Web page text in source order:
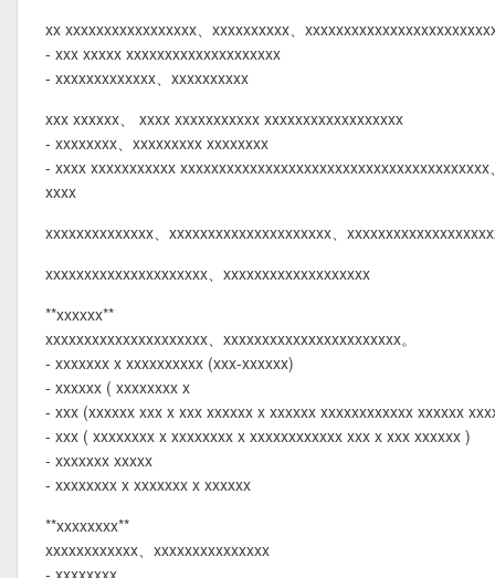
xx xxxxxxxxxxxxxxxxx、xxxxxxxxxx、
- xxx xxxxx xxxxxxxxxxxxxxxxxxxx
- xxxxxxxxxxxxx、xxxxxxxxxx
xxx xxxxxx、 xxxx xxxxxxxxxxx xxxxxxxxxxxxxxxxxx
- xxxxxxxx、xxxxxxxxx xxxxxxxx
- xxxx xxxxxxxxxxx xxxxxxxxxxxxxxxxxxxxxxxxxxxxxxxxxxxxxxxx
xxxx
xxxxxxxxxxxxxx、xxxxxxxxxxxxxxxxxxxxx、
xxxxxxxxxxxxxxxxxxxxx、xxxxxxxxxxxxxxxxxxx
**xxxxxx**
xxxxxxxxxxxxxxxxxxxxx、xxxxxxxxxxxxxxxxxxxxxxx。
- xxxxxxx x xxxxxxxxxx (xxx-xxxxxx)
- xxxxxx ( xxxxxxxx x
- xxx (xxxxxx xxx x xxx xxxxxx x xxxxxx xxxxxxxxxxxx xxxxxx
- xxx ( xxxxxxxx x xxxxxxxx x xxxxxxxxxxxx xxx x xxx xxxxxx )
- xxxxxxx xxxxx
- xxxxxxxx x xxxxxxx x xxxxxx
**xxxxxxxx**
xxxxxxxxxxxx、xxxxxxxxxxxxxxx
- xxxxxxxx